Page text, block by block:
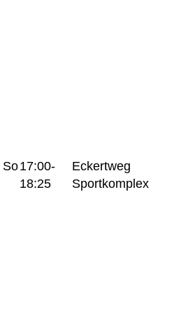
So17:00-
18:25
Eckertweg
Sportkomplex